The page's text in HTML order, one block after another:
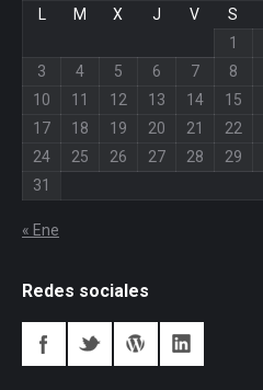
L
M X J V S
1
3
4 5 6 7 8
10
11 12 13 14 15
17
18 19 20 21 22
24
25 26 27 28 29
31
« Ene
Redes sociales